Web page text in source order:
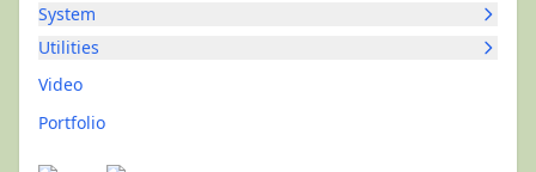
System
Utilities
Video
Portfolio